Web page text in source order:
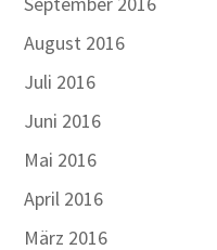
August 2016
Juli 2016
Juni 2016
Mai 2016
April 2016
März 2016